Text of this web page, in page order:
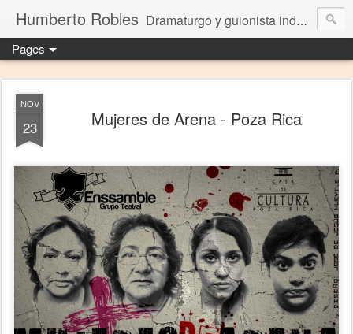
Humberto Robles Dramaturgo y guionista independiente
Pages
NOV
23 Mujeres de Arena - Poza Rica